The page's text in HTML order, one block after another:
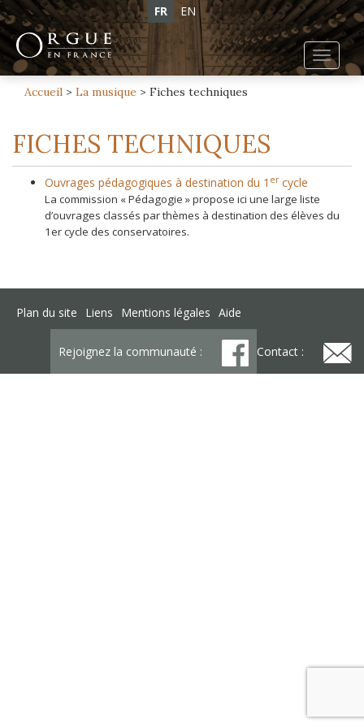
FR EN
Accueil > La musique > Fiches techniques
FICHES TECHNIQUES
Ouvrages pédagogiques à destination du 1 ercycle
La commission « Pédagogie » propose ici une large liste
d’ouvrages classés par thèmes à destination des élèves du
1er cycle des conservatoires.
Plan du site Liens Mentions légales Aide
Rejoignez la communauté : Contact :